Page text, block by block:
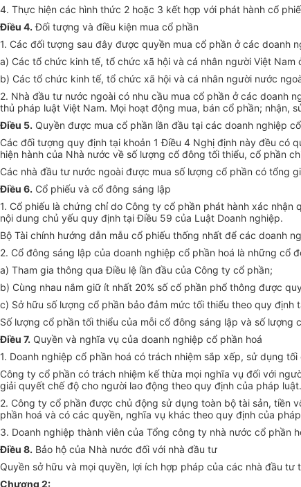
4. Thực hiện các hình thức 2 hoặc 3 kết hợp với phát hành cổ
Điều 4. Đối tượng và điều kiện mua cổ phần
1. Các đối tượng sau đây được quyền mua cổ phần ở các doanh
a) Các tổ chức kinh tế, tổ chức xã hội và cá nhân người Việt
b) Các tổ chức kinh tế, tổ chức xã hội và cá nhân người nước
2. Nhà đầu tư nước ngoài có nhu cầu mua cổ phần ở các doanh
thủ pháp luật Việt Nam. Mọi hoạt động mua, bán cổ phần;
Điều 5. Quyền được mua cổ phần lần đầu tại các doanh nghiệp
Các đối tượng quy định tại khoản 1 Điều 4 Nghị định này đều có
hiện hành của Nhà nước về số lượng cổ đông tối thiểu, cổ phần
Các nhà đầu tư nước ngoài được mua số lượng cổ phần có tổng
Điều 6. Cổ phiếu và cổ đông sáng lập
1. Cổ phiếu là chứng chỉ do Công ty cổ phần phát hành xác
nội dung chủ yếu quy định tại Điều 59 của Luật Doanh nghiệp.
Bộ Tài chính hướng dẫn mẫu cổ phiếu thống nhất để các doanh
2. Cổ đông sáng lập của doanh nghiệp cổ phần hoá là những cổ
a) Tham gia thông qua Điều lệ lần đầu của Công ty cổ phần;
b) Cùng nhau nắm giữ ít nhất 20% số cổ phần phổ thông được
c) Sở hữu số lượng cổ phần bảo đảm mức tối thiểu theo quy định
Số lượng cổ phần tối thiểu của mỗi cổ đông sáng lập và số
Điều 7. Quyền và nghĩa vụ của doanh nghiệp cổ phần hoá
1. Doanh nghiệp cổ phần hoá có trách nhiệm sắp xếp, sử dụng
Công ty cổ phần có trách nhiệm kế thừa mọi nghĩa vụ đối với
giải quyết chế độ cho người lao động theo quy định của pháp luật.
2. Công ty cổ phần được chủ động sử dụng toàn bộ tài sản, tiền
phần hoá và có các quyền, nghĩa vụ khác theo quy định của
3. Doanh nghiệp thành viên của Tổng công ty nhà nước cổ phần
Điều 8. Bảo hộ của Nhà nước đối với nhà đầu tư
Quyền sở hữu và mọi quyền, lợi ích hợp pháp của các nhà đầu
Chương 2: